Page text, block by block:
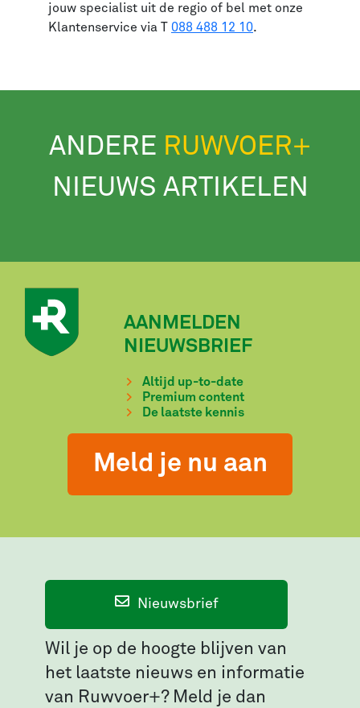
jouw specialist uit de regio of bel met onze
Klantenservice via T 088 488 12 10.
ANDERE RUWVOER+
NIEUWS ARTIKELEN
AANMELDEN
NIEUWSBRIEF
Altijd up-to-date
Premium content
De laatste kennis
Meld je nu aan
Nieuwsbrief
Wil je op de hoogte blijven van
het laatste nieuws en informatie
van Ruwvoer+? Meld je dan